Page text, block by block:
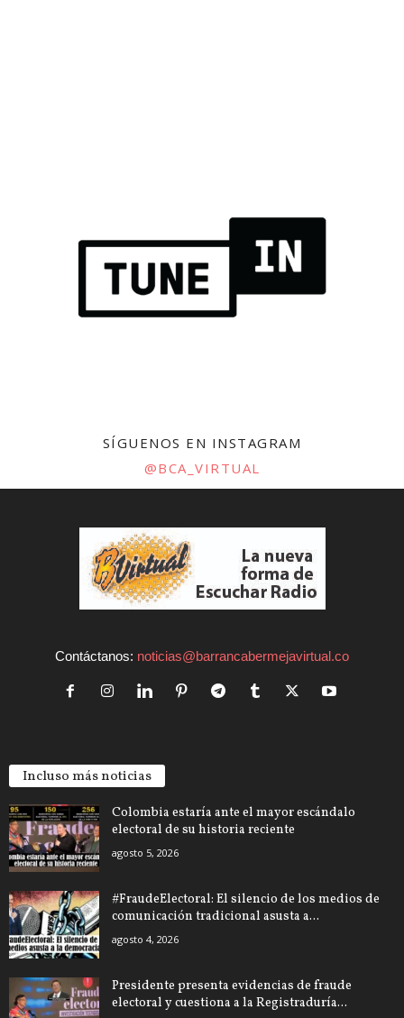
SÍGUENOS EN INSTAGRAM
@BCA_VIRTUAL
Contáctanos: noticias@barrancabermejavirtual.co
Incluso más noticias
Colombia estaría ante el mayor escándalo
electoral de su historia reciente
agosto 5, 2026
#FraudeElectoral: El silencio de los medios de
comunicación tradicional asusta a...
agosto 4, 2026
Presidente presenta evidencias de fraude
electoral y cuestiona a la Registraduría...